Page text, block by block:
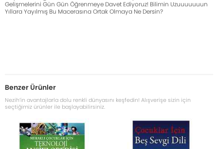
Gelişmelerini Gün Gün Öğrenmeye Davet Ediyoruz! Bilimin Uzuuuuuuun
Yıllara Yayılmış Bu Macerasına Ortak Olmaya Ne Dersin?
Benzer Ürünler
Nezih’in avantajlarla dolu renkli dünyasını keşfedin! Alışverişe sizin için
seçtiğimiz ürünler ile başlayabilirsiniz.